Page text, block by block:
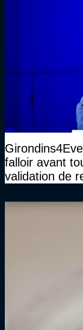
falloir avant
validation de